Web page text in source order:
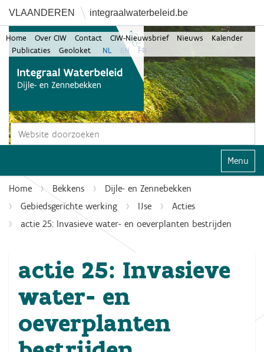
VLAANDEREN integraalwaterbeleid.be
Zoek
Home Over CIW Contact CIW-Nieuwsbrief Nieuws
Kalender
Publicaties
Geoloket NL EN FR
Klap
Home Bekkens
Dijle- en Zennebekken
Gebiedsgerichte werking
IJse
Acties
actie 25: Invasieve water- en oeverplanten bestrijden
actie 25: Invasieve
water- en
oeverplanten